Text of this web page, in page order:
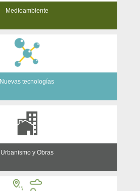
Medioambiente
Nuevas tecnologías
Urbanismo y Obras